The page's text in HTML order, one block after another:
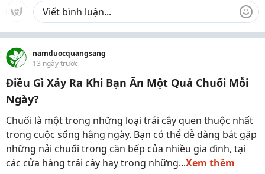
namduocquangsang
13 ngày trước
Điều Gì Xảy Ra Khi Bạn Ăn Một Quả Chuối Mỗi
Ngày?
Chuối là một trong những loại trái cây quen thuộc nhất
trong cuộc sống hằng ngày. Bạn có thể dễ dàng bắt gặp
những nải chuối trong căn bếp của nhiều gia đình, tại
các cửa hàng trái cây hay trong những...Xem thêm